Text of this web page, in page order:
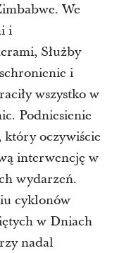
We
i
Służby
i
wszystko w
Podniesienie
który oczywiście
interwencję w
wydarzeń.
cyklonów
w Dniach
nadal